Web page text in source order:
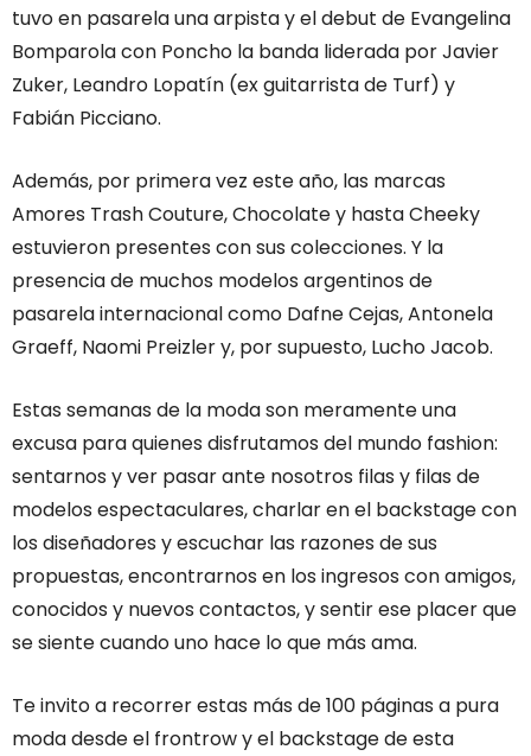
tuvo en pasarela una arpista y el debut de Evangelina
Bomparola con Poncho la banda liderada por Javier
Zuker, Leandro Lopatín (ex guitarrista de Turf) y
Fabián Picciano.
Además, por primera vez este año, las marcas
Amores Trash Couture, Chocolate y hasta Cheeky
estuvieron presentes con sus colecciones. Y la
presencia de muchos modelos argentinos de
pasarela internacional como Dafne Cejas, Antonela
Graeff, Naomi Preizler y, por supuesto, Lucho Jacob.
Estas semanas de la moda son meramente una
excusa para quienes disfrutamos del mundo fashion:
sentarnos y ver pasar ante nosotros filas y filas de
modelos espectaculares, charlar en el backstage con
los diseñadores y escuchar las razones de sus
propuestas, encontrarnos en los ingresos con amigos,
conocidos y nuevos contactos, y sentir ese placer que
se siente cuando uno hace lo que más ama.
Te invito a recorrer estas más de 100 páginas a pura
moda desde el frontrow y el backstage de esta